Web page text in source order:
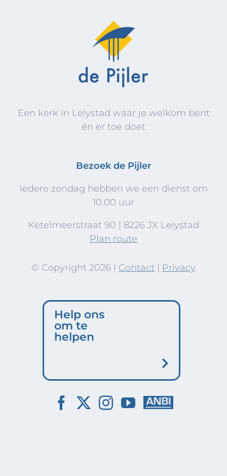
Een kerk in Lelystad waar je welkom bent
én er toe doet
Bezoek de Pijler
Iedere zondag hebben we een dienst om
10.00 uur
Ketelmeerstraat 90 | 8226 JX Lelystad
Plan route
© Copyright 2026 | Contact | Privacy
Help ons
om te
helpen